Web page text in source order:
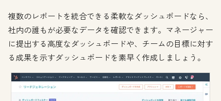
複数のレポートを統合できる柔軟なダッシュボードなら、
社内の誰もが必要なデータを確認できます。マネージャー
に提出する高度なダッシュボードや、チームの目標に対す
る成果を示すダッシュボードを素早く作成しましょう。